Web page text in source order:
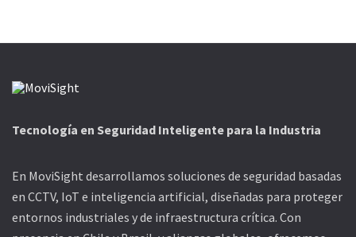
Tecnología en Seguridad Inteligente para la Industria
En MoviSight desarrollamos soluciones de seguridad basadas
en CCTV, IoT e inteligencia artificial, diseñadas para proteger
entornos industriales y de infraestructura crítica. Con